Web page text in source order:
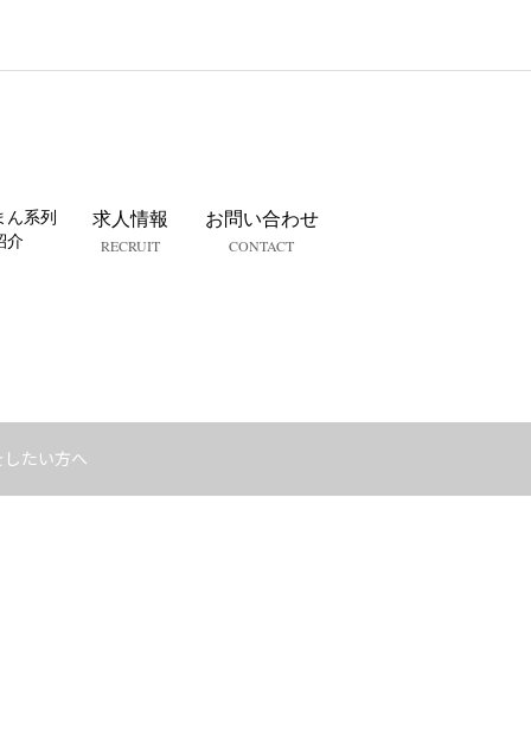
ん系列
介
求人情報
RECRUIT
お問い合わせ
CONTACT
たい方へ